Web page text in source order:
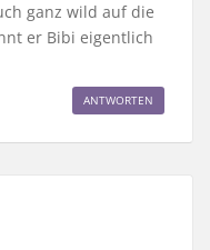
ganz wild auf die
er Bibi eigentlich
ANTWORTEN